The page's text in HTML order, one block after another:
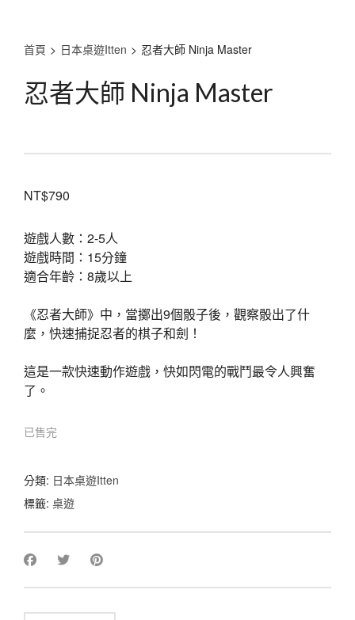
首頁 > 日本桌遊Itten > 忍者大師 Ninja Master
忍者大師 Ninja Master
NT$790
遊戲人數：2-5人
遊戲時間：15分鐘
適合年齡：8歲以上
《忍者大師》中，當擲出9個骰子後，觀察骰出了什
麼，快速捕捉忍者的棋子和劍！
這是一款快速動作遊戲，快如閃電的戰鬥最令人興奮
了。
已售完
分類: 日本桌遊Itten
標籤: 桌遊